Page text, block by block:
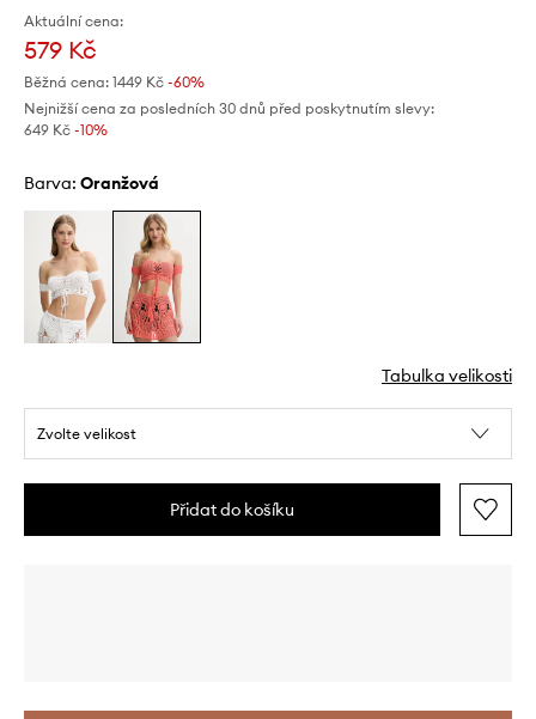
Aktuální cena:
579 Kč
Běžná cena: 1449 Kč -60%
Nejnižší cena za posledních 30 dnů před poskytnutím slevy:
649 Kč -10%
Barva: oranžová
Tabulka velikosti
Zvolte velikost
Přidat do košíku